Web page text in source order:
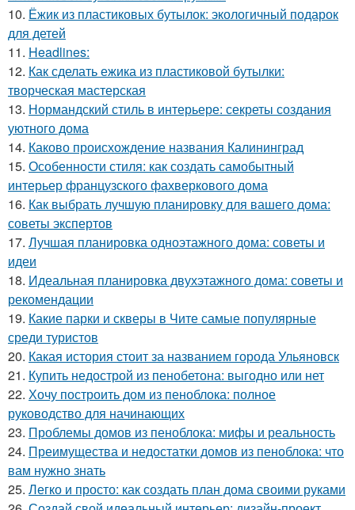
10. Ёжик из пластиковых бутылок: экологичный подарок
для детей
11. Headlines:
12. Как сделать ежика из пластиковой бутылки:
творческая мастерская
13. Нормандский стиль в интерьере: секреты создания
уютного дома
14. Каково происхождение названия Калининград
15. Особенности стиля: как создать самобытный
интерьер французского фахверкового дома
16. Как выбрать лучшую планировку для вашего дома:
советы экспертов
17. Лучшая планировка одноэтажного дома: советы и
идеи
18. Идеальная планировка двухэтажного дома: советы и
рекомендации
19. Какие парки и скверы в Чите самые популярные
среди туристов
20. Какая история стоит за названием города Ульяновск
21. Купить недострой из пенобетона: выгодно или нет
22. Хочу построить дом из пеноблока: полное
руководство для начинающих
23. Проблемы домов из пеноблока: мифы и реальность
24. Преимущества и недостатки домов из пеноблока: что
вам нужно знать
25. Легко и просто: как создать план дома своими руками